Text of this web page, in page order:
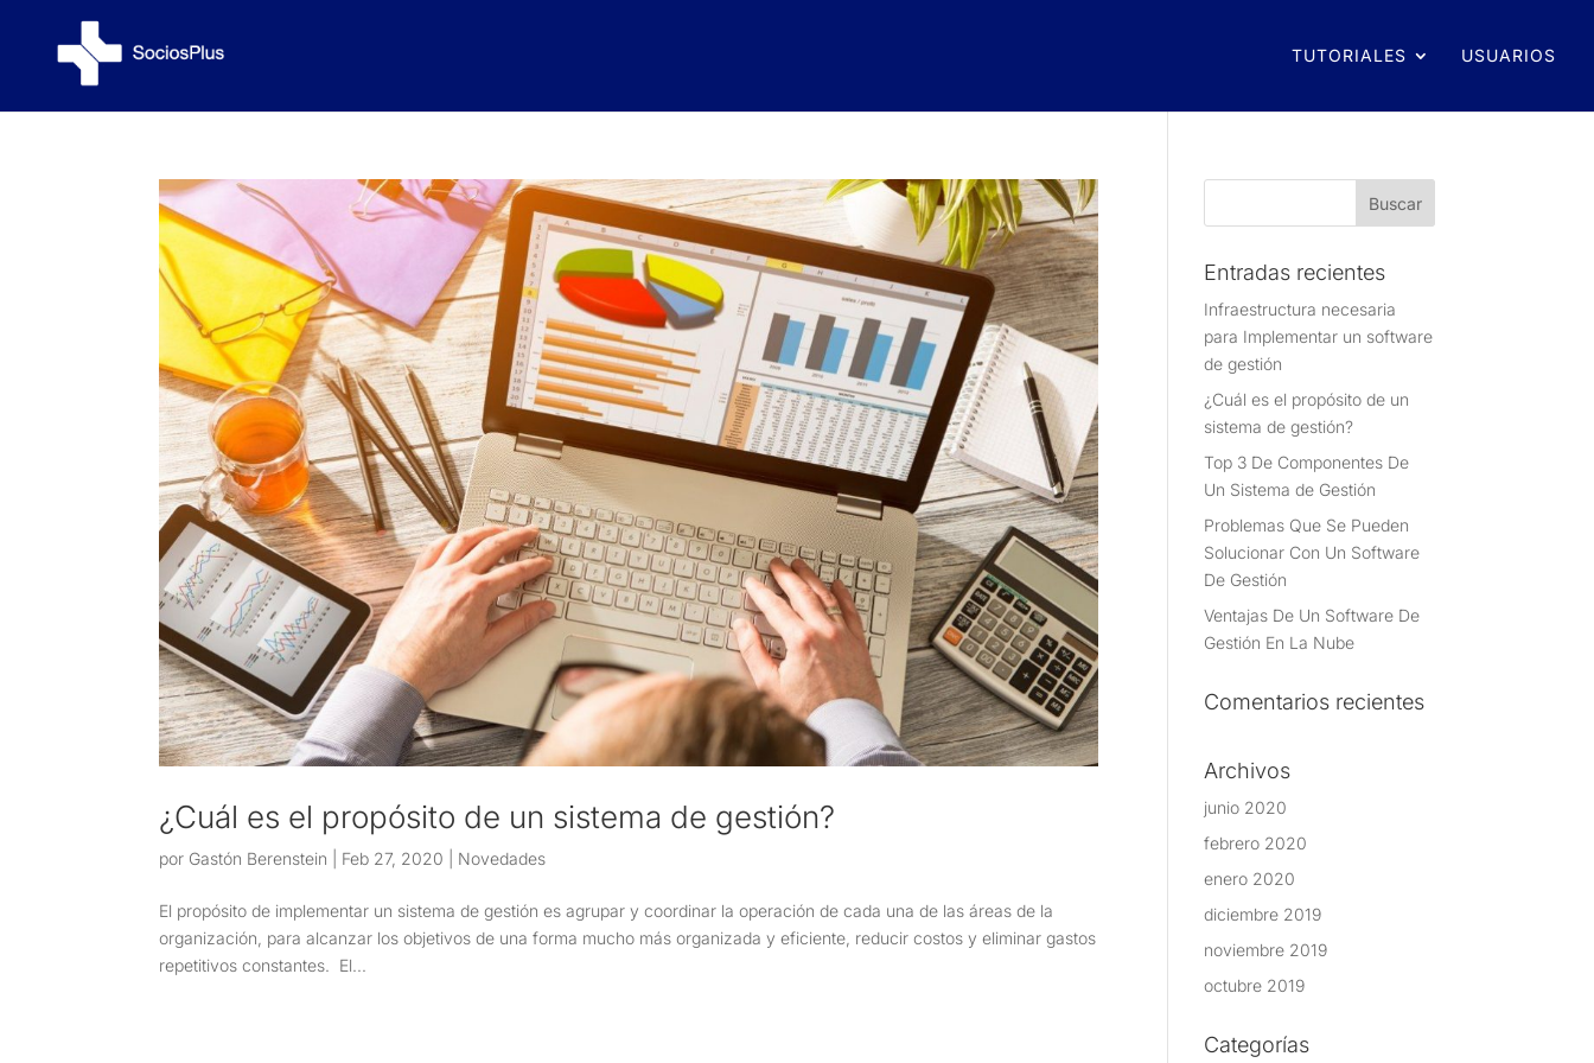
TUTORIALES USUARIOS
¿Cuál es el propósito de un sistema de gestión?
por Gastón Berenstein Feb 27, 2020 Novedades
El propósito de implementar un sistema de gestión es agrupar y coordinar la operación de cada una de las áreas de la
organización, para alcanzar los objetivos de una forma mucho más organizada y eficiente, reducir costos y eliminar gastos
repetitivos constantes. El...
Entradas recientes
Infraestructura necesaria
para Implementar un software
de gestión
¿Cuál es el propósito de un
sistema de gestión?
Top 3 De Componentes De
Un Sistema de Gestión
Problemas Que Se Pueden
Solucionar Con Un Software
De Gestión
Ventajas De Un Software De
Gestión En La Nube
Comentarios recientes
Archivos
junio 2020
febrero 2020
enero 2020
diciembre 2019
noviembre 2019
octubre 2019
Categorías